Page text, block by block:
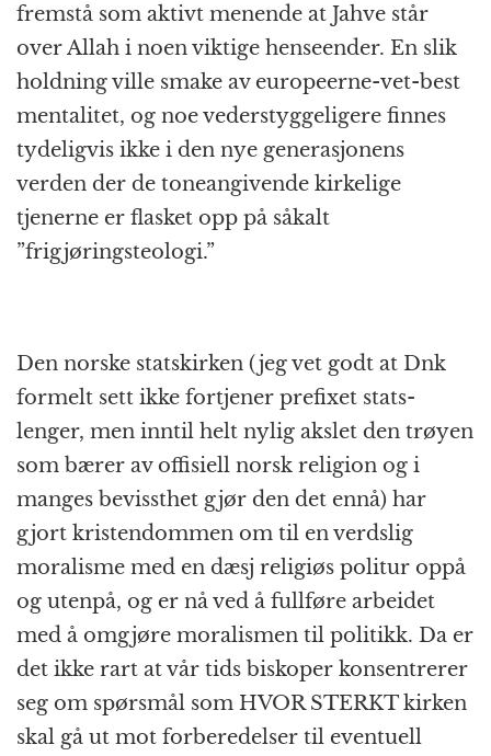
fremstå som aktivt menende at Jahve står
over Allah i noen viktige henseender. En slik
holdning ville smake av europeerne-vet-best
mentalitet, og noe vederstyggeligere finnes
tydeligvis ikke i den nye generasjonens
verden der de toneangivende kirkelige
tjenerne er flasket opp på såkalt
”frigjøringsteologi.”
Den norske statskirken (jeg vet godt at Dnk
formelt sett ikke fortjener prefixet stats-
lenger, men inntil helt nylig akslet den trøyen
som bærer av offisiell norsk religion og i
manges bevissthet gjør den det ennå) har
gjort kristendommen om til en verdslig
moralisme med en dæsj religiøs politur oppå
og utenpå, og er nå ved å fullføre arbeidet
med å omgjøre moralismen til politikk. Da er
det ikke rart at vår tids biskoper konsentrerer
seg om spørsmål som HVOR STERKT kirken
skal gå ut mot forberedelser til eventuell